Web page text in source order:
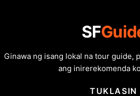
SF
Ginawa ng isang lokal na tour guide,
ang inirerekomenda
TUKLASIN